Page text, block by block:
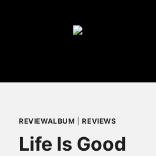
REVIEWALBUM |REVIEWS
Life Is Good